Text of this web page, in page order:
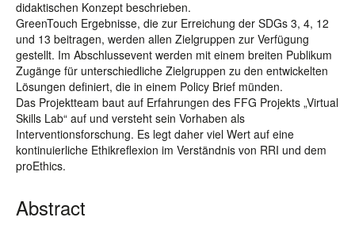
didaktischen Konzept beschrieben.
GreenTouch Ergebnisse, die zur Erreichung der SDGs 3, 4, 12
und 13 beitragen, werden allen Zielgruppen zur Verfügung
gestellt. Im Abschlussevent werden mit einem breiten Publikum
Zugänge für unterschiedliche Zielgruppen zu den entwickelten
Lösungen definiert, die in einem Policy Brief münden.
Das Projektteam baut auf Erfahrungen des FFG Projekts „Virtual
Skills Lab“ auf und versteht sein Vorhaben als
Interventionsforschung. Es legt daher viel Wert auf eine
kontinuierliche Ethikreflexion im Verständnis von RRI und dem
proEthics.
Abstract